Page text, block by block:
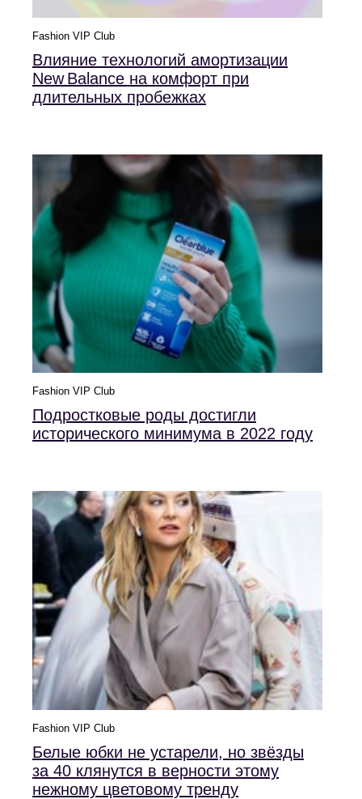
Fashion VIP Club
Влияние технологий амортизации
New Balance на комфорт при
длительных пробежках
Fashion VIP Club
Подростковые роды достигли
исторического минимума в 2022 году
Fashion VIP Club
Белые юбки не устарели, но звёзды
за 40 клянутся в верности этому
нежному цветовому тренду